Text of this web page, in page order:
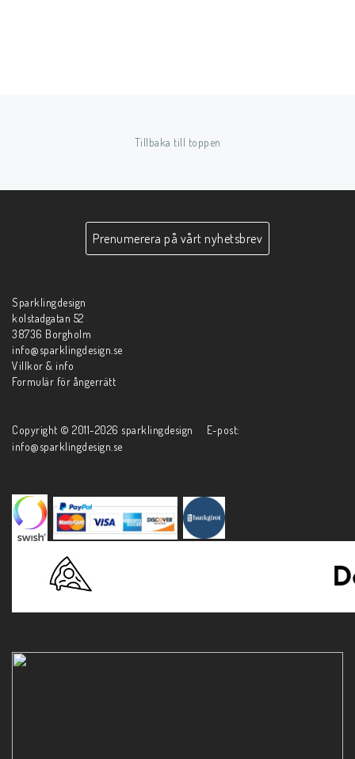
Tillbaka till toppen
Prenumerera på vårt nyhetsbrev
Sparklingdesign
kolstadgatan 52
38736 Borgholm
info@sparklingdesign.se
Villkor & info
Formulär för ångerrätt
Copyright © 2011-2026 sparklingdesign E-post:
info@sparklingdesign.se